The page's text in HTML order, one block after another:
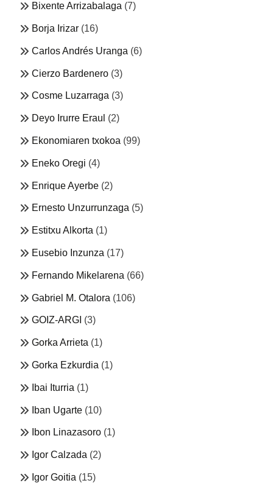
Bixente Arrizabalaga (7)
Borja Irizar (16)
Carlos Andrés Uranga (6)
Cierzo Bardenero (3)
Cosme Luzarraga (3)
Deyo Irurre Eraul (2)
Ekonomiaren txokoa (99)
Eneko Oregi (4)
Enrique Ayerbe (2)
Ernesto Unzurrunzaga (5)
Estitxu Alkorta (1)
Eusebio Inzunza (17)
Fernando Mikelarena (66)
Gabriel M. Otalora (106)
GOIZ-ARGI (3)
Gorka Arrieta (1)
Gorka Ezkurdia (1)
Ibai Iturria (1)
Iban Ugarte (10)
Ibon Linazasoro (1)
Igor Calzada (2)
Igor Goitia (15)